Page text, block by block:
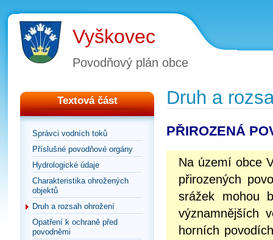
Vyškovec
Povodňový plán obce
Textová část
Správci vodních toků
Příslušné povodňové orgány
Hydrologické údaje
Charakteristika ohrožených
objektů
Druh a rozsah ohrožení
Opatření k ochraně před
povodněmi
Druh a
PŘIROZENÁ
Na území obce
přirozených
srážek mohou
významnějších
horních